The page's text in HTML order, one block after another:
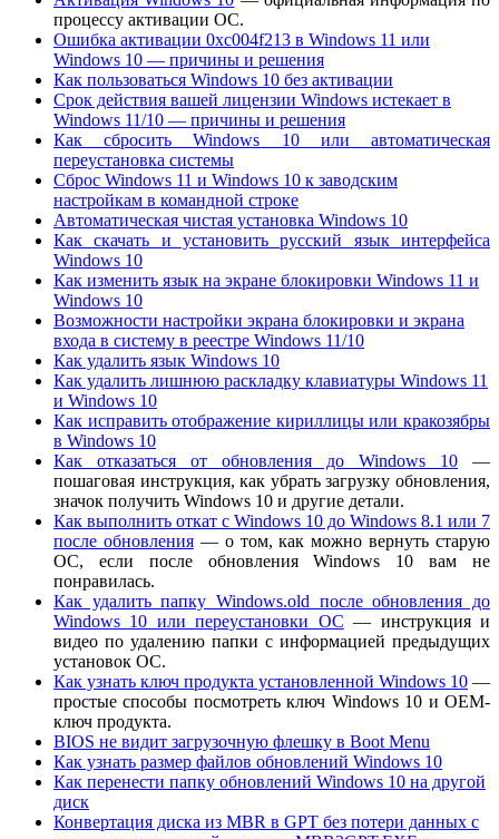
процессу активации ОС.
Ошибка активации 0xc004f213 в Windows 11 или
Windows 10 — причины и решения
Как пользоваться Windows 10 без активации
Срок действия вашей лицензии Windows истекает в
Windows 11/10 — причины и решения
Как сбросить Windows 10 или автоматическая
переустановка системы
Сброс Windows 11 и Windows 10 к заводским
настройкам в командной строке
Автоматическая чистая установка Windows 10
Как скачать и установить русский язык интерфейса
Windows 10
Как изменить язык на экране блокировки Windows 11 и
Windows 10
Возможности настройки экрана блокировки и экрана
входа в систему в реестре Windows 11/10
Как удалить язык Windows 10
Как удалить лишнюю раскладку клавиатуры Windows 11
и Windows 10
Как исправить отображение кириллицы или кракозябры
в Windows 10
Как отказаться от обновления до Windows 10 —
пошаговая инструкция, как убрать загрузку обновления,
значок получить Windows 10 и другие детали.
Как выполнить откат с Windows 10 до Windows 8.1 или 7
после обновления— о том, как можно вернуть старую
ОС, если после обновления Windows 10 вам не
понравилась.
Как удалить папку Windows.old после обновления до
Windows 10 или переустановки ОС — инструкция и
видео по удалению папки с информацией предыдущих
установок ОС.
Как узнать ключ продукта установленной Windows 10 —
простые способы посмотреть ключ Windows 10 и OEM-
ключ продукта.
BIOS не видит загрузочную флешку в Boot Menu
Как узнать размер файлов обновлений Windows 10
Как перенести папку обновлений Windows 10 на другой
диск
Конвертация диска из MBR в GPT без потери данных с